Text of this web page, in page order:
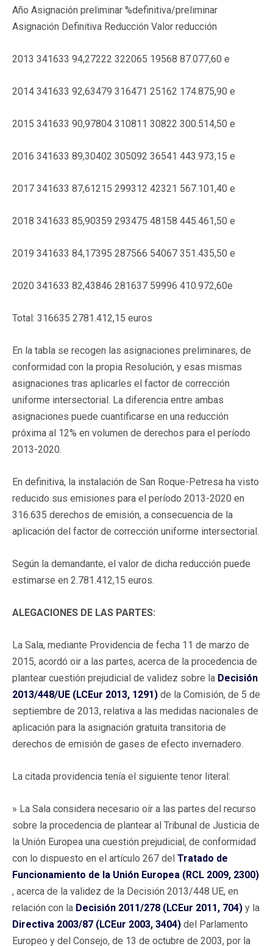
Año Asignación preliminar %definitiva/preliminar
Asignación Definitiva Reducción Valor reducción
2013 341633 94,27222 322065 19568 87.077,60 e
2014 341633 92,63479 316471 25162 174.875,90 e
2015 341633 90,97804 310811 30822 300.514,50 e
2016 341633 89,30402 305092 36541 443.973,15 e
2017 341633 87,61215 299312 42321 567.101,40 e
2018 341633 85,90359 293475 48158 445.461,50 e
2019 341633 84,17395 287566 54067 351.435,50 e
2020 341633 82,43846 281637 59996 410.972,60e
Total: 316635 2781.412,15 euros
En la tabla se recogen las asignaciones preliminares, de
conformidad con la propia Resolución, y esas mismas
asignaciones tras aplicarles el factor de corrección
uniforme intersectorial. La diferencia entre ambas
asignaciones puede cuantificarse en una reducción
próxima al 12% en volumen de derechos para el período
2013-2020.
En definitiva, la instalación de San Roque-Petresa ha visto
reducido sus emisiones para el período 2013-2020 en
316.635 derechos de emisión, a consecuencia de la
aplicación del factor de corrección uniforme intersectorial.
Según la demandante, el valor de dicha reducción puede
estimarse en 2.781.412,15 euros.
ALEGACIONES DE LAS PARTES:
La Sala, mediante Providencia de fecha 11 de marzo de
2015, acordó oir a las partes, acerca de la procedencia de
plantear cuestión prejudicial de validez sobre la Decisión
2013/448/UE (LCEur 2013, 1291) de la Comisión, de 5 de
septiembre de 2013, relativa a las medidas nacionales de
aplicación para la asignación gratuita transitoria de
derechos de emisión de gases de efecto invernadero.
La citada providencia tenía el siguiente tenor literal:
» La Sala considera necesario oír a las partes del recurso
sobre la procedencia de plantear al Tribunal de Justicia de
la Unión Europea una cuestión prejudicial, de conformidad
con lo dispuesto en el artículo 267 del Tratado de
Funcionamiento de la Unión Europea (RCL 2009, 2300)
, acerca de la validez de la Decisión 2013/448 UE, en
relación con la Decisión 2011/278 (LCEur 2011, 704) y la
Directiva 2003/87 (LCEur 2003, 3404) del Parlamento
Europeo y del Consejo, de 13 de octubre de 2003, por la